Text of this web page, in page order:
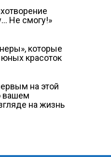
Не смогу!»
которые
красоток
на этой
вашем
на жизнь